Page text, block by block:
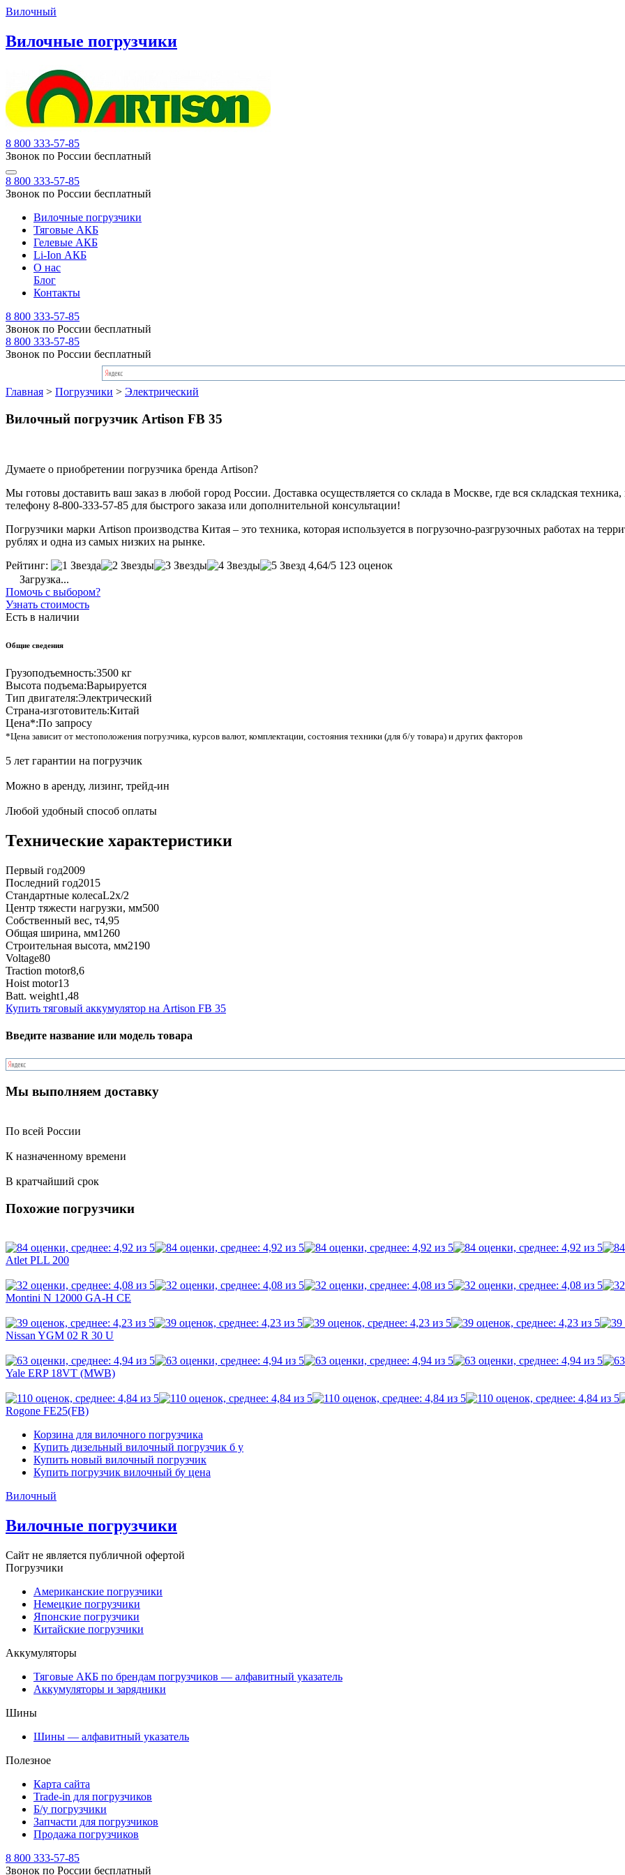
Вилочный
Вилочные погрузчики
8 800 333-57-85
Звонок по России бесплатный
8 800 333-57-85
Звонок по России бесплатный
Вилочные погрузчики
Тяговые АКБ
Гелевые АКБ
Li-Ion АКБ
О нас
Блог
Контакты
8 800 333-57-85
Звонок по России бесплатный
8 800 333-57-85
Звонок по России бесплатный
Главная > Погрузчики > Электрический
Вилочный погрузчик Artison FB 35
Думаете о приобретении погрузчика бренда Artison?
Мы готовы доставить ваш заказ в любой город России. Доставка осуществляется со склада в Москве, где вся складская
телефону 8-800-333-57-85 для быстрого заказа или дополнительной консультации!
Погрузчики марки Artison производства Китая – это техника, которая используется в погрузочно-разгрузочных работах на
рублях и одна из самых низких на рынке.
Рейтинг:
4,64/5 123 оценок
Загрузка...
Помочь с выбором?
Узнать стоимость
Есть в наличии
Общие сведения
Грузоподъемность:3500 кг
Высота подъема:Варьируется
Тип двигателя:Электрический
Страна-изготовитель:Китай
Цена*:По запросу
*Цена зависит от местоположения погрузчика, курсов валют, комплектации, состояния техники (для б/у товара) и других факторов
5 лет гарантии на погрузчик
Можно в аренду, лизинг, трейд-ин
Любой удобный способ оплаты
Технические характеристики
Первый год2009
Последний год2015
Стандартные колесаL2x/2
Центр тяжести нагрузки, мм500
Собственный вес, т4,95
Общая ширина, мм1260
Строительная высота, мм2190
Voltage80
Traction motor8,6
Hoist motor13
Batt. weight1,48
Купить тяговый аккумулятор на Artison FB 35
Введите название или модель товара
Мы выполняем доставку
По всей России
К назначенному времени
В кратчайший срок
Похожие погрузчики
Atlet PLL 200
Montini N 12000 GA-H CE
Nissan YGM 02 R 30 U
Yale ERP 18VT (MWB)
Rogone FE25(FB)
Корзина для вилочного погрузчика
Купить дизельный вилочный погрузчик б у
Купить новый вилочный погрузчик
Купить погрузчик вилочный бу цена
Вилочный
Вилочные погрузчики
Сайт не является публичной офертой
Погрузчики
Американские погрузчики
Немецкие погрузчики
Японские погрузчики
Китайские погрузчики
Аккумуляторы
Тяговые АКБ по брендам погрузчиков — алфавитный указатель
Аккумуляторы и зарядники
Шины
Шины — алфавитный указатель
Полезное
Карта сайта
Trade-in для погрузчиков
Б/у погрузчики
Запчасти для погрузчиков
Продажа погрузчиков
8 800 333-57-85
Звонок по России бесплатный